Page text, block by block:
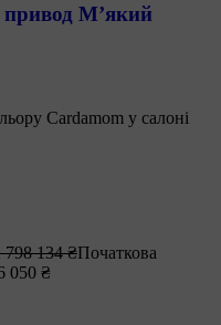
М’який
Cardamom у салоні
798 134 ₴Початкова
050 ₴